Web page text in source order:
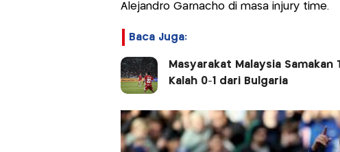
Alejandro Garnacho di masa injury time.
Baca Juga:
Masyarakat Malaysia
Kalah 0-1 dari Bulgaria